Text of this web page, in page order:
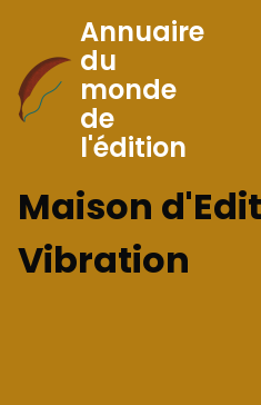
Skip
to
Content
Annuaire
du
monde
de
l'édition
Maison
Vibration